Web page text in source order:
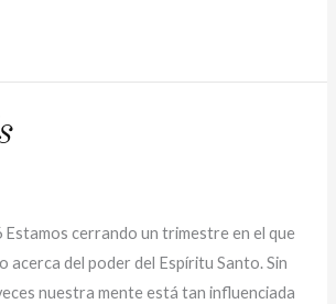
Estamos cerrando un trimestre en el que
acerca del poder del Espíritu Santo. Sin
nuestra mente está tan influenciada